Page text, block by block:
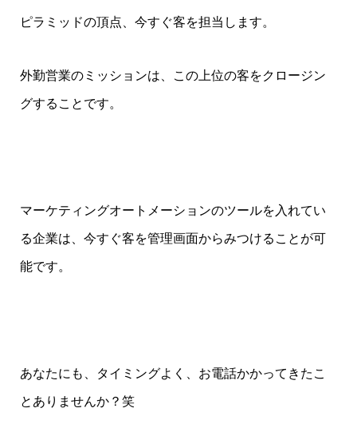
ピラミッドの頂点、今すぐ客を担当します。
外勤営業のミッションは、この上位の客をクロージン
グすることです。
マーケティングオートメーションのツールを入れてい
る企業は、今すぐ客を管理画面からみつけることが可
能です。
あなたにも、タイミングよく、お電話かかってきたこ
とありませんか？笑